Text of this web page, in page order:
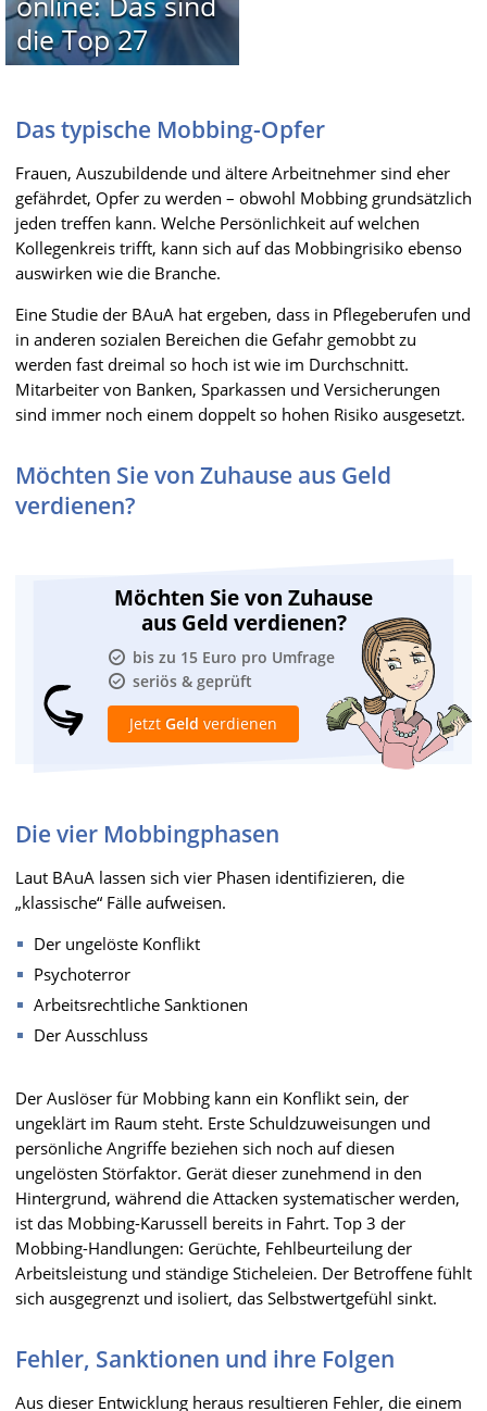
die Top 27
Das typische Mobbing-Opfer
Frauen, Auszubildende und ältere Arbeitnehmer sind eher
gefährdet, Opfer zu werden – obwohl Mobbing grundsätzlich
jeden treffen kann. Welche Persönlichkeit auf welchen
Kollegenkreis trifft, kann sich auf das Mobbingrisiko ebenso
auswirken wie die Branche.
Eine Studie der BAuA hat ergeben, dass in Pflegeberufen und
in anderen sozialen Bereichen die Gefahr gemobbt zu
werden fast dreimal so hoch ist wie im Durchschnitt.
Mitarbeiter von Banken, Sparkassen und Versicherungen
sind immer noch einem doppelt so hohen Risiko ausgesetzt.
Möchten Sie von Zuhause aus Geld
verdienen?
Möchten Sie von Zuhause
aus Geld verdienen?
bis zu 15 Euro pro Umfrage
seriös & geprüft
Jetzt Geld verdienen
Die vier Mobbingphasen
Laut BAuA lassen sich vier Phasen identifizieren, die
„klassische“ Fälle aufweisen.
Der ungelöste Konflikt
Psychoterror
Arbeitsrechtliche Sanktionen
Der Ausschluss
Der Auslöser für Mobbing kann ein Konflikt sein, der
ungeklärt im Raum steht. Erste Schuldzuweisungen und
persönliche Angriffe beziehen sich noch auf diesen
ungelösten Störfaktor. Gerät dieser zunehmend in den
Hintergrund, während die Attacken systematischer werden,
ist das Mobbing-Karussell bereits in Fahrt. Top 3 der
Mobbing-Handlungen: Gerüchte, Fehlbeurteilung der
Arbeitsleistung und ständige Sticheleien. Der Betroffene fühlt
sich ausgegrenzt und isoliert, das Selbstwertgefühl sinkt.
Fehler, Sanktionen und ihre Folgen
Aus dieser Entwicklung heraus resultieren Fehler, die einem